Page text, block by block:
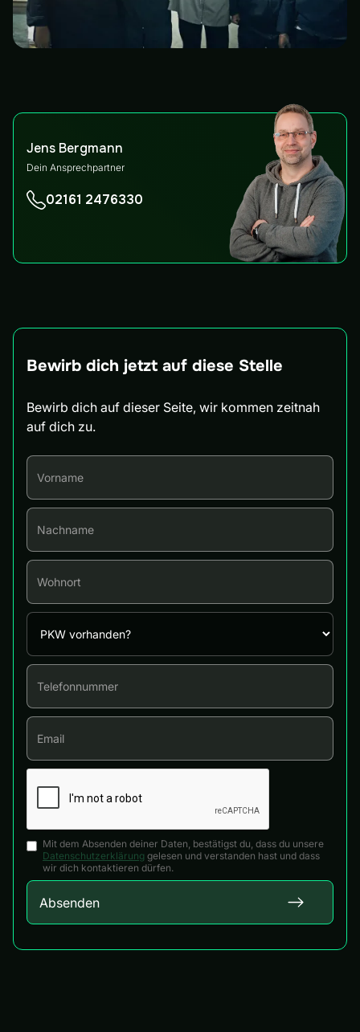
Jens Bergmann
Dein Ansprechpartner
02161 2476330
Bewirb dich jetzt auf diese Stelle
Bewirb dich auf dieser Seite, wir kommen zeitnah
auf dich zu.
Mit dem Absenden deiner Daten, bestätigst du, dass du unsere
Datenschutzerklärung gelesen und verstanden hast und dass
wir dich kontaktieren dürfen.